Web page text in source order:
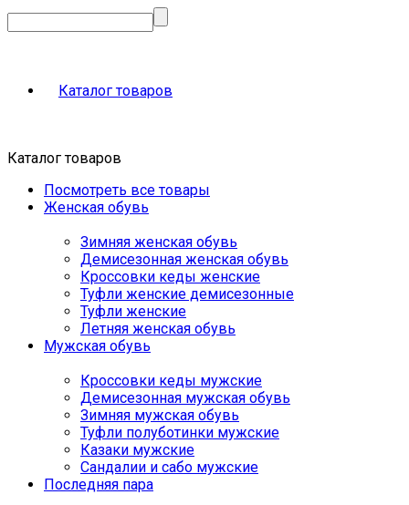
Каталог товаров
Каталог товаров
Посмотреть все товары
Женская обувь
Зимняя женская обувь
Демисезонная женская обувь
Кроссовки кеды женские
Туфли женские демисезонные
Туфли женские
Летняя женская обувь
Мужская обувь
Кроссовки кеды мужские
Демисезонная мужская обувь
Зимняя мужская обувь
Туфли полуботинки мужские
Казаки мужские
Сандалии и сабо мужские
Последняя пара